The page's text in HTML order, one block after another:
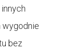
wygodnie
bez